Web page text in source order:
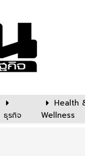
ธุรกิจ
Health
Wellness